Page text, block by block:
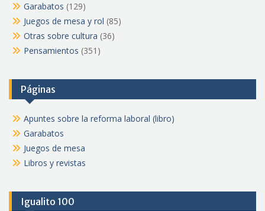
Garabatos (129)
Juegos de mesa y rol (85)
Otras sobre cultura (36)
Pensamientos (351)
Páginas
Apuntes sobre la reforma laboral (libro)
Garabatos
Juegos de mesa
Libros y revistas
Igualito 100